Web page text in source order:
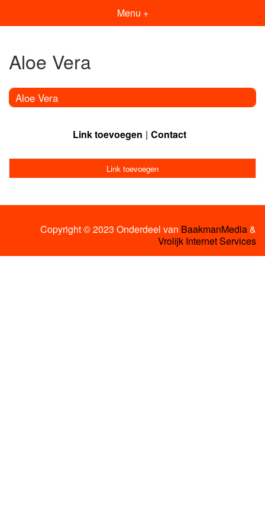
Menu +
Aloe Vera
Aloe Vera
Link toevoegen Contact
Link toevoegen
Copyright © 2023 Onderdeel van BaakmanMedia&
Vrolijk Internet Services